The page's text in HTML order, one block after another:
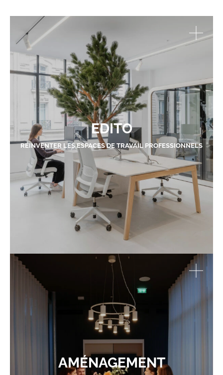
EDITO
RÉINVENTER LES ESPACES DE TRAVAIL PROFESSIONNELS
AMÉNAGEMENT